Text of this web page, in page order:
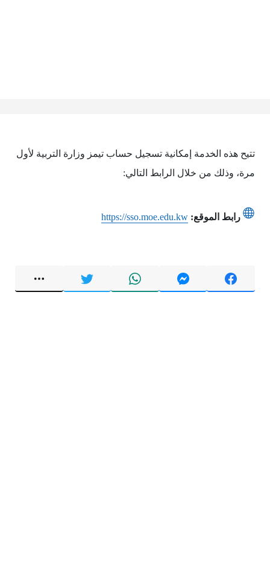
تتيح هذه الخدمة إمكانية تسجيل حساب تيمز وزارة التربية لأول
مرة، وذلك من خلال الرابط التالي:
رابط الموقع: https://sso.moe.edu.kw